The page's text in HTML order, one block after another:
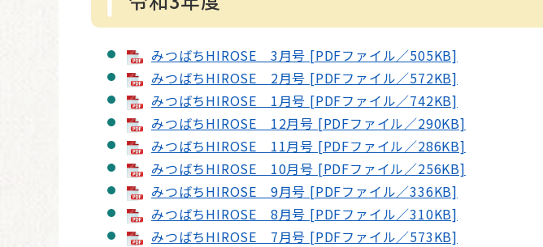
みつばちHIROSE 3月号 [PDFファイル／505KB]
みつばちHIROSE 2月号 [PDFファイル／572KB]
みつばちHIROSE 1月号 [PDFファイル／742KB]
みつばちHIROSE 12月号 [PDFファイル／290KB]
みつばちHIROSE 11月号 [PDFファイル／286KB]
みつばちHIROSE 10月号 [PDFファイル／256KB]
みつばちHIROSE 9月号 [PDFファイル／336KB]
みつばちHIROSE 8月号 [PDFファイル／310KB]
みつばちHIROSE 7月号 [PDFファイル／573KB]